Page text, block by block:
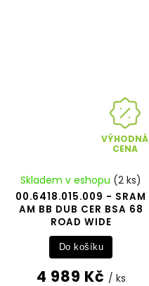
VÝHODNÁ
CENA
00.6418.015.009 - SRAM
AM BB DUB CER BSA 68
ROAD WIDE
Skladem v eshopu (2 ks)
4 989 Kč / ks
Do košíku